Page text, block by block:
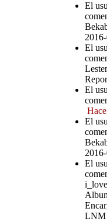
El
El
El
El
El
LNM